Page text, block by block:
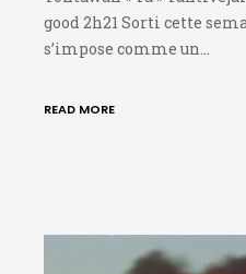
good 2h21 Sorti cette
s’impose comme un…
READ MORE